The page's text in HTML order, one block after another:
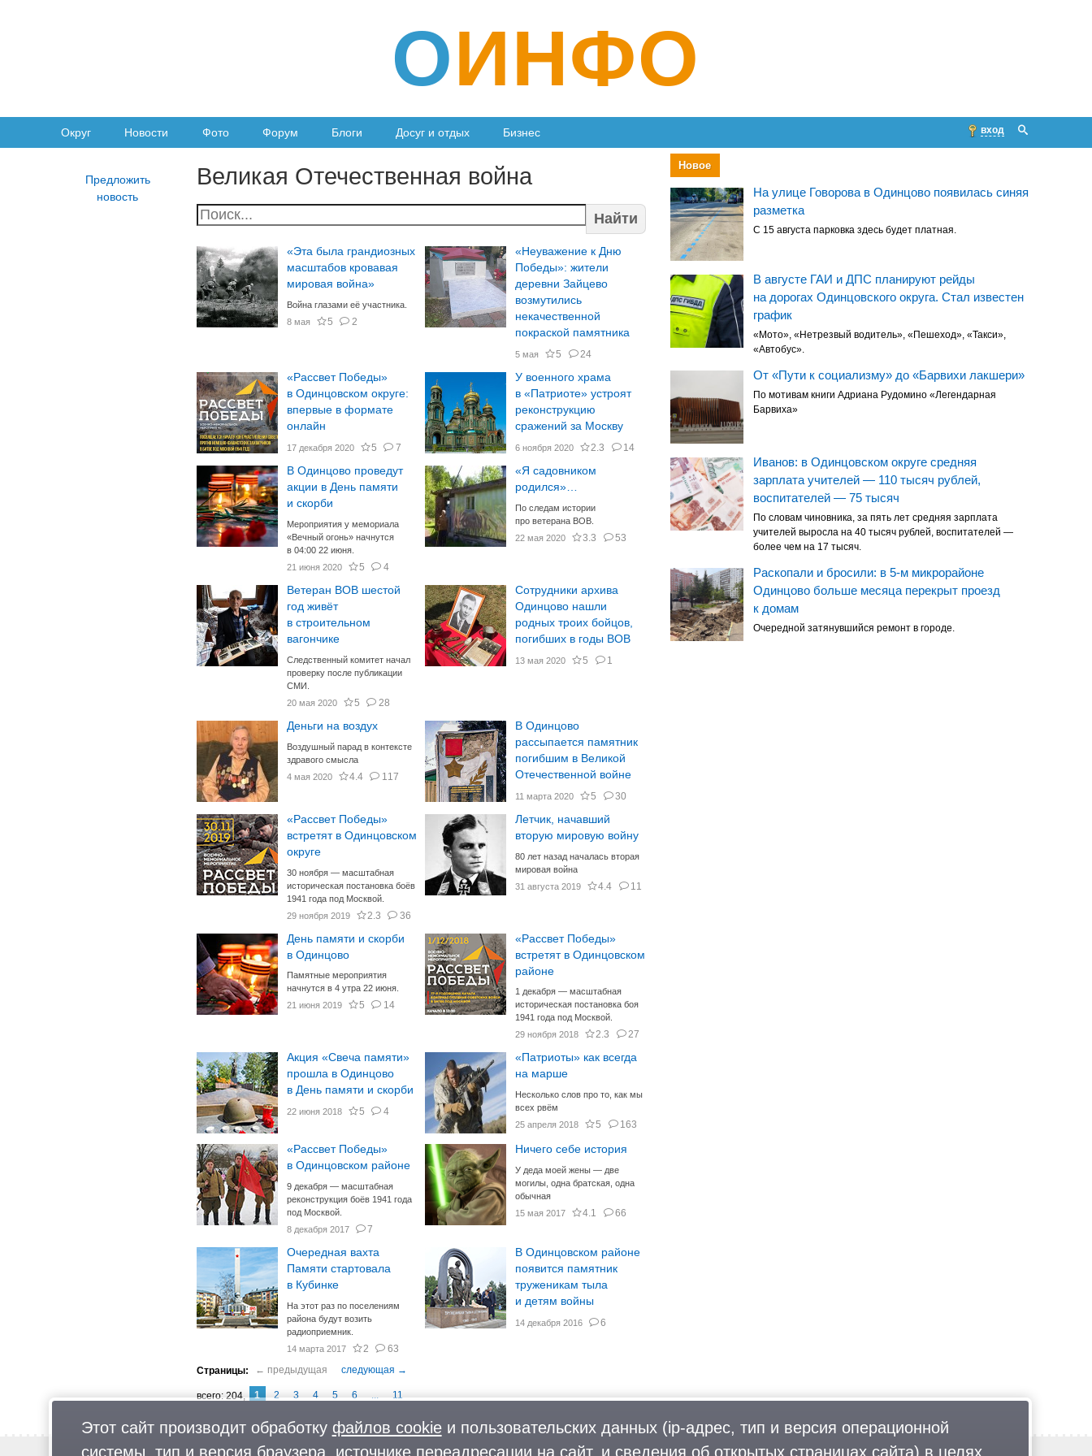
ОИНФО
Округ Новости Фото Форум Блоги Досуг и отдых Бизнес вход
Великая Отечественная война
Найти
«Эта была грандиозных
масштабов кровавая
мировая война»
Война глазами её участника.
8 мая
5 2
«Неуважение к Дню
Победы»: жители
деревни Зайцево
возмутились
некачественной
покраской памятника
5 мая 5 24
«Рассвет Победы»
в Одинцовском округе:
впервые в формате
онлайн
17 декабря 2020 5 7
У военного храма
в «Патриоте» устроят
реконструкцию
сражений за Москву
6 ноября 2020 2.3 14
В Одинцово проведут
акции в День памяти
и скорби
Мероприятия у мемориала
«Вечный огонь» начнутся
в 04:00 22 июня.
21 июня 2020
5 4
«Я садовником
родился»…
По следам истории
про ветерана ВОВ.
22 мая 2020
3.3 53
Ветеран ВОВ шестой
год живёт
в строительном
вагончике
Следственный комитет начал
проверку после публикации
СМИ.
20 мая 2020
5 28
Сотрудники архива
Одинцово нашли
родных троих бойцов,
погибших в годы ВОВ
13 мая 2020 5 1
Деньги на воздух
Воздушный парад в контексте
здравого смысла
4 мая 2020
4.4 117
В Одинцово
рассыпается памятник
погибшим в Великой
Отечественной войне
11 марта 2020 5 30
«Рассвет Победы»
встретят в Одинцовском
округе
30 ноября — масштабная
историческая постановка боёв
1941 года под Москвой.
29 ноября 2019
2.3 36
Летчик, начавший
вторую мировую войну
80 лет назад началась вторая
мировая война
31 августа 2019
4.4 11
День памяти и скорби
в Одинцово
Памятные мероприятия
начнутся в 4 утра 22 июня.
21 июня 2019
5 14
«Рассвет Победы»
встретят в Одинцовском
районе
1 декабря — масштабная
историческая постановка боя
1941 года под Москвой.
29 ноября 2018
2.3 27
Акция «Свеча памяти»
прошла в Одинцово
в День памяти и скорби
22 июня 2018 5 4
«Патриоты» как всегда
на марше
Несколько слов про то, как мы
всех рвём
25 апреля 2018
5 163
«Рассвет Победы»
в Одинцовском районе
9 декабря — масштабная
реконструкция боёв 1941 года
под Москвой.
8 декабря 2017
7
Ничего себе история
У деда моей жены — две
могилы, одна братская, одна
обычная
15 мая 2017
4.1 66
Очередная вахта
Памяти стартовала
в Кубинке
На этот раз по поселениям
района будут возить
радиоприемник.
14 марта 2017
2 63
В Одинцовском районе
появится памятник
труженикам тыла
и детям войны
14 декабря 2016 6
204 1 2 3 4 5 6 ... 11
Новое
На улице Говорова в Одинцово появилась синяя
разметка
С 15 августа парковка здесь будет платная.
В августе ГАИ и ДПС планируют рейды
на дорогах Одинцовского округа. Стал известен
график
«Мото», «Нетрезвый водитель», «Пешеход», «Такси»,
«Автобус».
От «Пути к социализму» до «Барвихи лакшери»
По мотивам книги Адриана Рудомино «Легендарная
Барвиха»
Иванов: в Одинцовском округе средняя
зарплата учителей — 110 тысяч рублей,
воспитателей — 75 тысяч
По словам чиновника, за пять лет средняя зарплата
учителей выросла на 40 тысяч рублей, воспитателей —
более чем на 17 тысяч.
Раскопали и бросили: в 5-м микрорайоне
Одинцово больше месяца перекрыт проезд
к домам
Очередной затянувшийся ремонт в городе.
Этот сайт производит обработку файлов cookieи пользовательских данных (ip-адрес, тип и версия операционной
системы, тип и версия браузера, источнике переадресации на сайт, и сведения об открытых страницах сайта) в целях